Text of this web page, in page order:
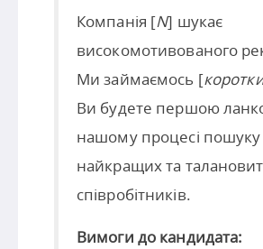
Компанія [N] шукає
високомотивованого
Ми займаємось [
Ви будете першою
нашому процесі пошуку
найкращих та
співробітників.
Вимоги до кандидата: